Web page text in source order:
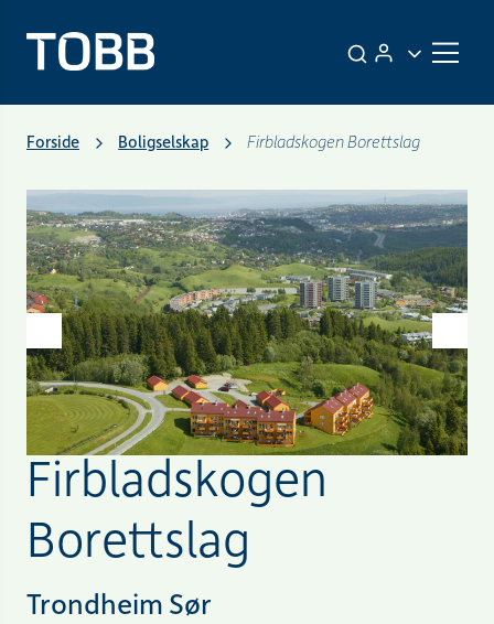
Forside Boligselskap Firbladskogen Borettslag
Firbladskogen
Borettslag
Trondheim Sør